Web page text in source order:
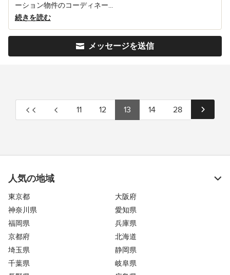
ーション物件のコーディネー...
続きを読む
メッセージを送信
11 12 13 14 28
人気の地域
東京都
大阪府
神奈川県
愛知県
福岡県
兵庫県
京都府
北海道
埼玉県
静岡県
千葉県
岐阜県